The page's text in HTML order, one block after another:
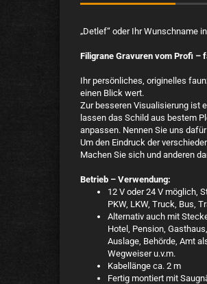
„Detlef“ oder Ihr Wunschname
Filigrane Gravuren vom Profi –
Ihr persönliches, originelles
einen Blick wert.
Zur besseren Visualisierung ist
lassen das Schild aus bestem
anpassen. Nennen Sie uns
Um den Eindruck der
Machen Sie sich und anderen
Betrieb – Verwendung:
12 V oder 24 V möglich,
PKW, LKW, Truck, Bus,
Alternativ auch mit
Hotel, Pension,
Auslage, Behörde, Amt
Wegweiser u.v.m.
Kabellänge ca. 2 m
Fertig montiert mit